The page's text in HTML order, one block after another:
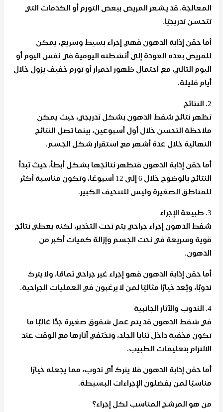
المعالجة. قد يشعر المريض ببعض التورم أو الكدمات التي
تتحسن تدريجيًا.
أما حقن إذابة الدهون فهي إجراء بسيط وسريع، يمكن
للمريض بعده العودة إلى أنشطته اليومية في نفس اليوم أو
اليوم التالي، مع احتمال ظهور احمرار أو تورم خفيف يزول خلال
أيام قليلة.
2. النتائج
تظهر نتائج شفط الدهون بشكل تدريجي، حيث يمكن
ملاحظة التحسن خلال أول أسبوعين، بينما تصل النتائج
النهائية خلال عدة أشهر مع استقرار شكل الجسم.
أما حقن إذابة الدهون فتظهر نتائجها بشكل أبطأ، حيث تبدأ
النتائج بالوضوح خلال 6 إلى 12 أسبوعًا، وتكون مناسبة أكثر
للمناطق الصغيرة وليس للتنحيف الكبير.
3. طبيعة الإجراء
شفط الدهون إجراء جراحي يتم تحت التخدير، لكنه يعطي نتائج
قوية وسريعة في نحت الجسم وإزالة كميات أكبر من
الدهون.
أما حقن إذابة الدهون فهو إجراء غير جراحي تمامًا، ولا يترك
ندوبًا، ويُعد خيارًا مثاليًا لمن لا يرغبون في العمليات الجراحية.
4. الندوب والآثار الجانبية
في شفط الدهون قد يتم عمل شقوق صغيرة جدًا غالبًا ما
تكون مخفية داخل ثنايا الجلد، وتختفي آثارها مع الوقت عند
الالتزام بتعليمات الطبيب.
أما حقن إذابة الدهون فلا يترك أي ندوب، مما يجعله خيارًا
مناسبًا لمن يفضلون الإجراءات البسيطة.
من هو المرشح المناسب لكل إجراء؟